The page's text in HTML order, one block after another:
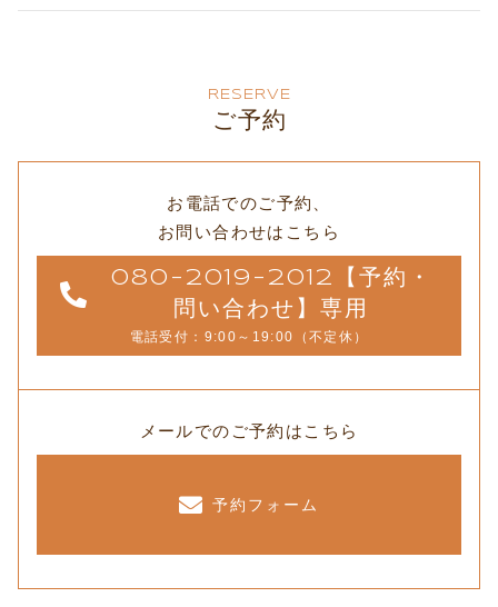
RESERVE
ご予約
お電話でのご予約、
お問い合わせはこちら
080-2019-2012【予約・
問い合わせ】専用
電話受付：9:00～19:00（不定休）
メールでのご予約はこちら
予約フォーム